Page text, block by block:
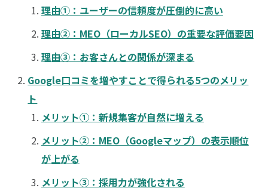
理由①：ユーザーの信頼度が圧倒的に高い
理由②：MEO（ローカルSEO）の重要な評価要因
理由③：お客さんとの関係が深まる
Google口コミを増やすことで得られる5つのメリッ
ト
メリット①：新規集客が自然に増える
メリット②：MEO（Googleマップ）の表示順位
が上がる
メリット③：採用力が強化される